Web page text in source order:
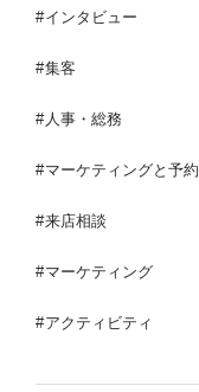
インタビュー
集客
人事・総務
マーケティングと予約
来店相談
マーケティング
アクティビティ